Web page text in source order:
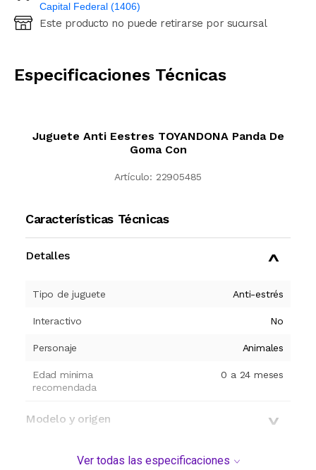
Capital Federal (1406)
Ingresá código postal (sólo números)
Este producto no puede retirarse por sucursal
Especificaciones Técnicas
Juguete Anti Eestres TOYANDONA Panda De
Goma Con
Artículo: 22905485
Características Técnicas
Detalles
Tipo de juguete Anti-estrés
Interactivo No
Personaje Animales
Edad minima
recomendada
0 a 24 meses
Modelo y origen
Ver todas las especificaciones